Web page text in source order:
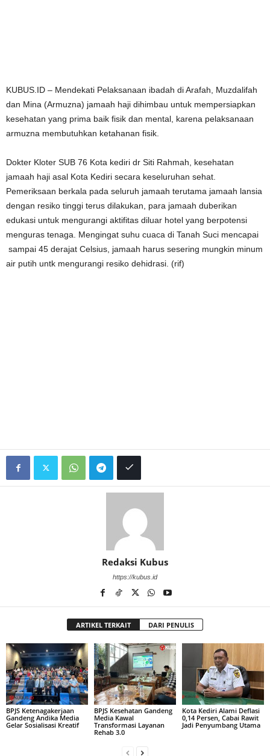
KUBUS.ID – Mendekati Pelaksanaan ibadah di Arafah, Muzdalifah
dan Mina (Armuzna) jamaah haji dihimbau untuk mempersiapkan
kesehatan yang prima baik fisik dan mental, karena pelaksanaan
armuzna membutuhkan ketahanan fisik.
Dokter Kloter SUB 76 Kota kediri dr Siti Rahmah, kesehatan
jamaah haji asal Kota Kediri secara keseluruhan sehat.
Pemeriksaan berkala pada seluruh jamaah terutama jamaah lansia
dengan resiko tinggi terus dilakukan, para jamaah duberikan
edukasi untuk mengurangi aktifitas diluar hotel yang berpotensi
menguras tenaga. Mengingat suhu cuaca di Tanah Suci mencapai
sampai 45 derajat Celsius, jamaah harus sesering mungkin minum
air putih untk mengurangi resiko dehidrasi. (rif)
Redaksi Kubus
https://kubus.id
ARTIKEL TERKAIT DARI PENULIS
BPJS Ketenagakerjaan
Gandeng Andika Media
Gelar Sosialisasi Kreatif
BPJS Kesehatan Gandeng
Media Kawal
Transformasi Layanan
Rehab 3.0
Kota Kediri Alami Deflasi
0,14 Persen, Cabai Rawit
Jadi Penyumbang Utama